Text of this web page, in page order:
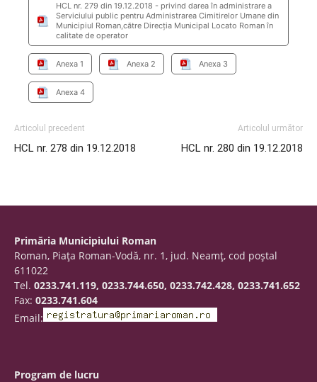
HCL nr. 279 din 19.12.2018 - privind darea în administrare a
Serviciului public pentru Administrarea Cimitirelor Umane din
Municipiul Roman,către Direcția Municipal Locato Roman în
calitate de operator
Anexa 1 Anexa 2 Anexa 3
Anexa 4
Articolul precedent
HCL nr. 278 din 19.12.2018
Articolul următor
HCL nr. 280 din 19.12.2018
Primăria Municipiului Roman
Roman, Piaţa Roman-Vodă, nr. 1, jud. Neamţ, cod poştal
611022
Tel. 0233.741.119, 0233.744.650, 0233.742.428, 0233.741.652
Fax: 0233.741.604
Email:
Program de lucru